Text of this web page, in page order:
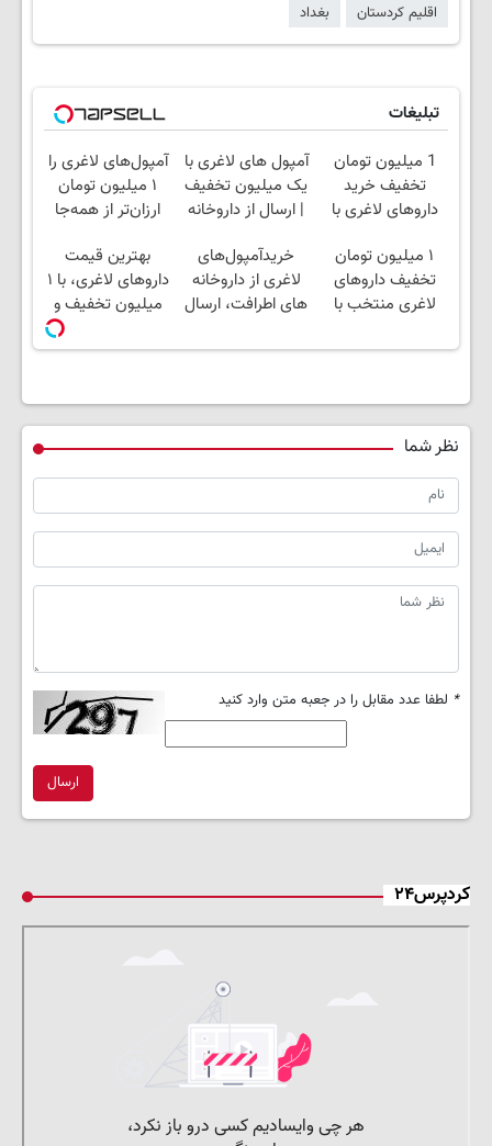
اقلیم کردستان بغداد
تبلیغات
1 میلیون تومان
تخفیف خرید
داروهای لاغری با
پک یخ!
آمپول های لاغری با
یک میلیون تخفیف
| ارسال از داروخانه
آمپول‌های لاغری را
۱ میلیون تومان
ارزان‌تر از همه‌جا
۱ میلیون تومان
تخفیف داروهای
لاغری منتخب با
نزدیکت
خریدآمپول‌های
لاغری از داروخانه
های اطرافت، ارسال
یخ!
بهترین قیمت
داروهای لاغری، با ۱
میلیون تخفیف و
ارسال از داروخانه‌
نظر شما
ارسال
کردپرس۲۴